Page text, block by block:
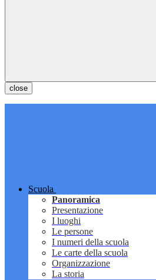
close
Scuola
Panoramica
Presentazione
I luoghi
Le persone
I numeri della scuola
Le carte della scuola
Organizzazione
La storia